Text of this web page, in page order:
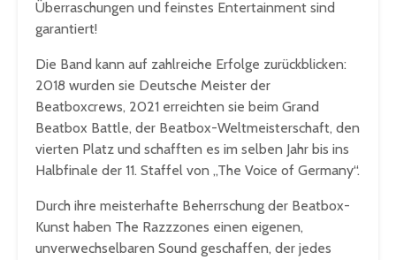
Überraschungen und feinstes Entertainment sind
garantiert!
Die Band kann auf zahlreiche Erfolge zurückblicken:
2018 wurden sie Deutsche Meister der
Beatboxcrews, 2021 erreichten sie beim Grand
Beatbox Battle, der Beatbox-Weltmeisterschaft, den
vierten Platz und schafften es im selben Jahr bis ins
Halbfinale der 11. Staffel von „The Voice of Germany“.
Durch ihre meisterhafte Beherrschung der Beatbox-
Kunst haben The Razzzones einen eigenen,
unverwechselbaren Sound geschaffen, der jedes